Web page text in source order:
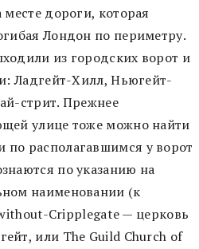
дороги, которая
Лондон по периметру.
из городских ворот и
Ладгейт-Хилл, Ньюгейт-
стрит. Прежнее
улице тоже можно найти
располагавшимся у ворот
по указанию на
наименовании (к
Cripplegate — церковь
или The Guild Church of